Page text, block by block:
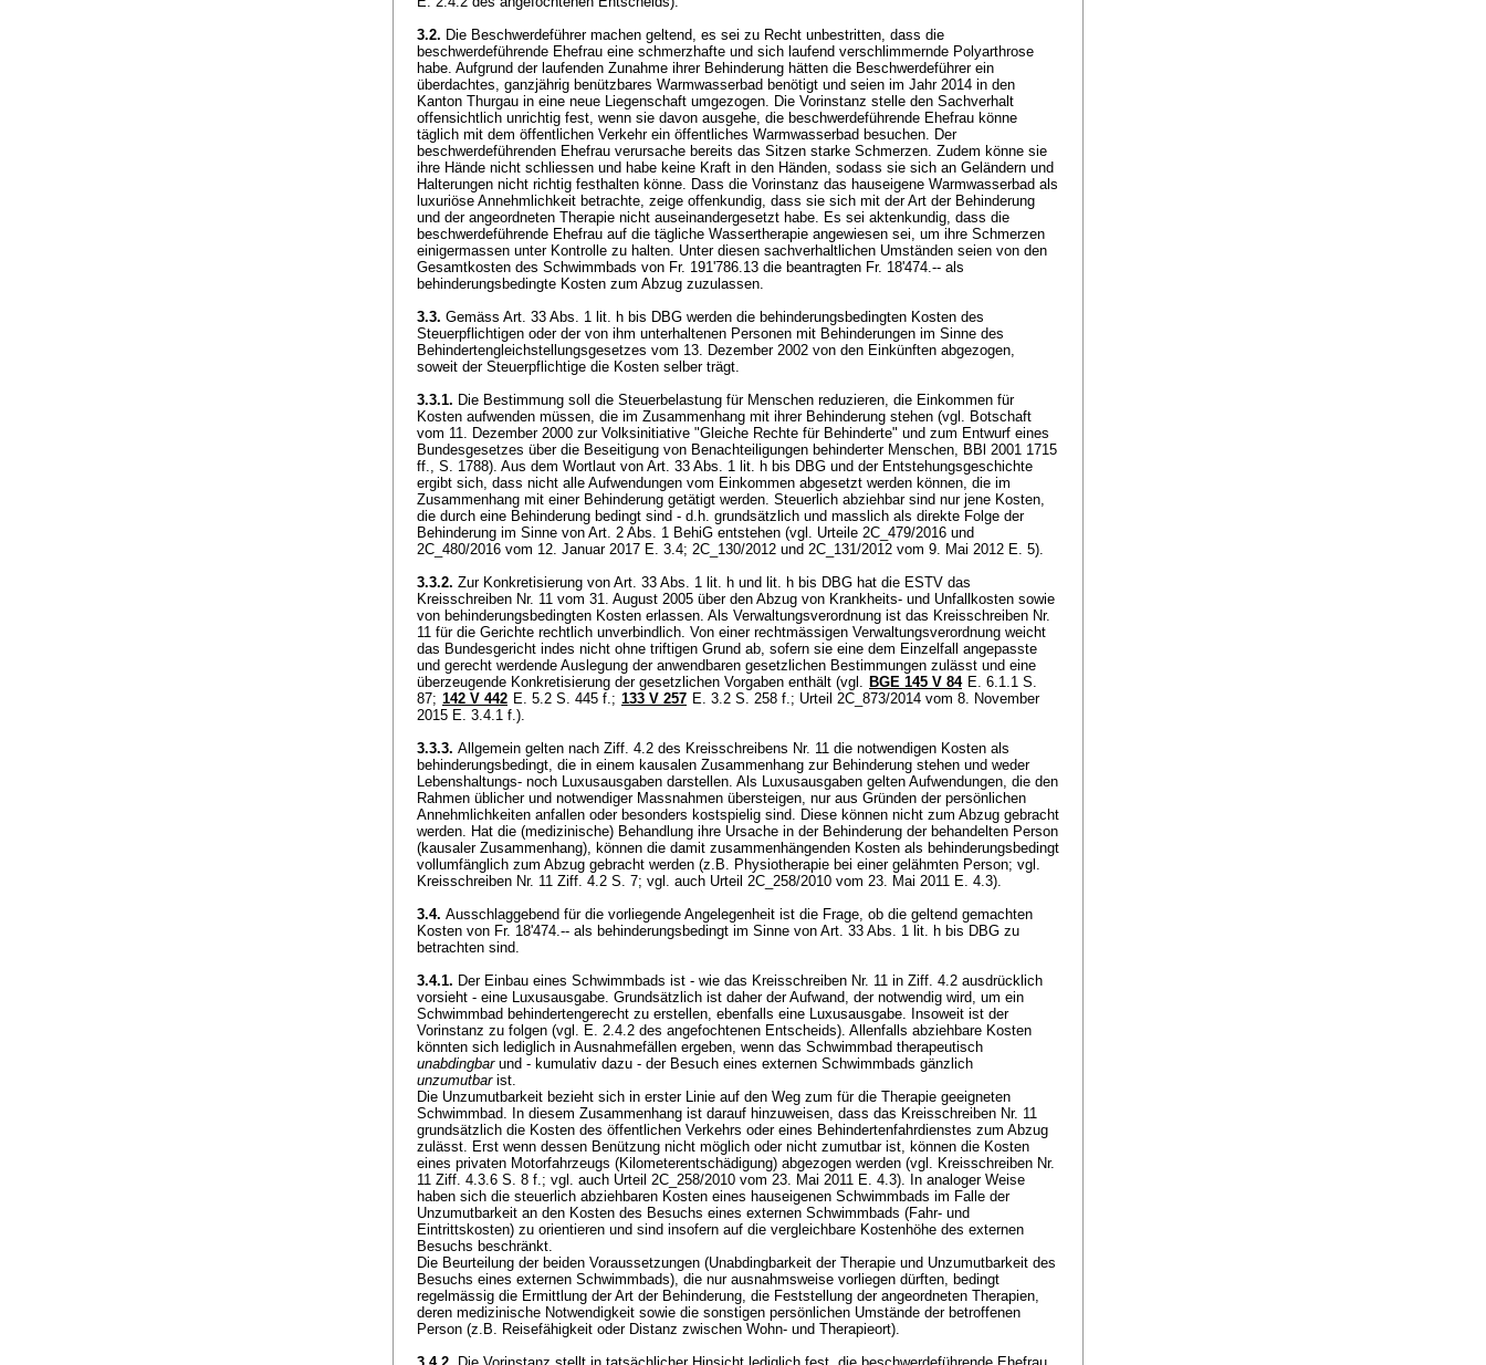
3.2. Die Beschwerdeführer machen geltend, es sei zu Recht unbestritten, dass die
beschwerdeführende Ehefrau eine schmerzhafte und sich laufend verschlimmernde Polyarthrose
habe. Aufgrund der laufenden Zunahme ihrer Behinderung hätten die Beschwerdeführer ein
überdachtes, ganzjährig benützbares Warmwasserbad benötigt und seien im Jahr 2014 in den
Kanton Thurgau in eine neue Liegenschaft umgezogen. Die Vorinstanz stelle den Sachverhalt
offensichtlich unrichtig fest, wenn sie davon ausgehe, die beschwerdeführende Ehefrau könne
täglich mit dem öffentlichen Verkehr ein öffentliches Warmwasserbad besuchen. Der
beschwerdeführenden Ehefrau verursache bereits das Sitzen starke Schmerzen. Zudem könne sie
ihre Hände nicht schliessen und habe keine Kraft in den Händen, sodass sie sich an Geländern und
Halterungen nicht richtig festhalten könne. Dass die Vorinstanz das hauseigene Warmwasserbad als
luxuriöse Annehmlichkeit betrachte, zeige offenkundig, dass sie sich mit der Art der Behinderung
und der angeordneten Therapie nicht auseinandergesetzt habe. Es sei aktenkundig, dass die
beschwerdeführende Ehefrau auf die tägliche Wassertherapie angewiesen sei, um ihre Schmerzen
einigermassen unter Kontrolle zu halten. Unter diesen sachverhaltlichen Umständen seien von den
Gesamtkosten des Schwimmbads von Fr. 191'786.13 die beantragten Fr. 18'474.-- als
behinderungsbedingte Kosten zum Abzug zuzulassen.
3.3. Gemäss Art. 33 Abs. 1 lit. h bis DBG werden die behinderungsbedingten Kosten des
Steuerpflichtigen oder der von ihm unterhaltenen Personen mit Behinderungen im Sinne des
Behindertengleichstellungsgesetzes vom 13. Dezember 2002 von den Einkünften abgezogen,
soweit der Steuerpflichtige die Kosten selber trägt.
3.3.1. Die Bestimmung soll die Steuerbelastung für Menschen reduzieren, die Einkommen für
Kosten aufwenden müssen, die im Zusammenhang mit ihrer Behinderung stehen (vgl. Botschaft
vom 11. Dezember 2000 zur Volksinitiative "Gleiche Rechte für Behinderte" und zum Entwurf eines
Bundesgesetzes über die Beseitigung von Benachteiligungen behinderter Menschen, BBl 2001 1715
ff., S. 1788). Aus dem Wortlaut von Art. 33 Abs. 1 lit. h bis DBG und der Entstehungsgeschichte
ergibt sich, dass nicht alle Aufwendungen vom Einkommen abgesetzt werden können, die im
Zusammenhang mit einer Behinderung getätigt werden. Steuerlich abziehbar sind nur jene Kosten,
die durch eine Behinderung bedingt sind - d.h. grundsätzlich und masslich als direkte Folge der
Behinderung im Sinne von Art. 2 Abs. 1 BehiG entstehen (vgl. Urteile 2C_479/2016 und
2C_480/2016 vom 12. Januar 2017 E. 3.4; 2C_130/2012 und 2C_131/2012 vom 9. Mai 2012 E. 5).
3.3.2. Zur Konkretisierung von Art. 33 Abs. 1 lit. h und lit. h bis DBG hat die ESTV das
Kreisschreiben Nr. 11 vom 31. August 2005 über den Abzug von Krankheits- und Unfallkosten sowie
von behinderungsbedingten Kosten erlassen. Als Verwaltungsverordnung ist das Kreisschreiben Nr.
11 für die Gerichte rechtlich unverbindlich. Von einer rechtmässigen Verwaltungsverordnung weicht
das Bundesgericht indes nicht ohne triftigen Grund ab, sofern sie eine dem Einzelfall angepasste
und gerecht werdende Auslegung der anwendbaren gesetzlichen Bestimmungen zulässt und eine
überzeugende Konkretisierung der gesetzlichen Vorgaben enthält (vgl. BGE 145 V 84 E. 6.1.1 S.
87; 142 V 442 E. 5.2 S. 445 f.; 133 V 257 E. 3.2 S. 258 f.; Urteil 2C_873/2014 vom 8. November
2015 E. 3.4.1 f.).
3.3.3. Allgemein gelten nach Ziff. 4.2 des Kreisschreibens Nr. 11 die notwendigen Kosten als
behinderungsbedingt, die in einem kausalen Zusammenhang zur Behinderung stehen und weder
Lebenshaltungs- noch Luxusausgaben darstellen. Als Luxusausgaben gelten Aufwendungen, die den
Rahmen üblicher und notwendiger Massnahmen übersteigen, nur aus Gründen der persönlichen
Annehmlichkeiten anfallen oder besonders kostspielig sind. Diese können nicht zum Abzug gebracht
werden. Hat die (medizinische) Behandlung ihre Ursache in der Behinderung der behandelten Person
(kausaler Zusammenhang), können die damit zusammenhängenden Kosten als behinderungsbedingt
vollumfänglich zum Abzug gebracht werden (z.B. Physiotherapie bei einer gelähmten Person; vgl.
Kreisschreiben Nr. 11 Ziff. 4.2 S. 7; vgl. auch Urteil 2C_258/2010 vom 23. Mai 2011 E. 4.3).
3.4. Ausschlaggebend für die vorliegende Angelegenheit ist die Frage, ob die geltend gemachten
Kosten von Fr. 18'474.-- als behinderungsbedingt im Sinne von Art. 33 Abs. 1 lit. h bis DBG zu
betrachten sind.
3.4.1. Der Einbau eines Schwimmbads ist - wie das Kreisschreiben Nr. 11 in Ziff. 4.2 ausdrücklich
vorsieht - eine Luxusausgabe. Grundsätzlich ist daher der Aufwand, der notwendig wird, um ein
Schwimmbad behindertengerecht zu erstellen, ebenfalls eine Luxusausgabe. Insoweit ist der
Vorinstanz zu folgen (vgl. E. 2.4.2 des angefochtenen Entscheids). Allenfalls abziehbare Kosten
könnten sich lediglich in Ausnahmefällen ergeben, wenn das Schwimmbad therapeutisch
unabdingbarund - kumulativ dazu - der Besuch eines externen Schwimmbads gänzlich
unzumutbarist.
Die Unzumutbarkeit bezieht sich in erster Linie auf den Weg zum für die Therapie geeigneten
Schwimmbad. In diesem Zusammenhang ist darauf hinzuweisen, dass das Kreisschreiben Nr. 11
grundsätzlich die Kosten des öffentlichen Verkehrs oder eines Behindertenfahrdienstes zum Abzug
zulässt. Erst wenn dessen Benützung nicht möglich oder nicht zumutbar ist, können die Kosten
eines privaten Motorfahrzeugs (Kilometerentschädigung) abgezogen werden (vgl. Kreisschreiben Nr.
11 Ziff. 4.3.6 S. 8 f.; vgl. auch Urteil 2C_258/2010 vom 23. Mai 2011 E. 4.3). In analoger Weise
haben sich die steuerlich abziehbaren Kosten eines hauseigenen Schwimmbads im Falle der
Unzumutbarkeit an den Kosten des Besuchs eines externen Schwimmbads (Fahr- und
Eintrittskosten) zu orientieren und sind insofern auf die vergleichbare Kostenhöhe des externen
Besuchs beschränkt.
Die Beurteilung der beiden Voraussetzungen (Unabdingbarkeit der Therapie und Unzumutbarkeit des
Besuchs eines externen Schwimmbads), die nur ausnahmsweise vorliegen dürften, bedingt
regelmässig die Ermittlung der Art der Behinderung, die Feststellung der angeordneten Therapien,
deren medizinische Notwendigkeit sowie die sonstigen persönlichen Umstände der betroffenen
Person (z.B. Reisefähigkeit oder Distanz zwischen Wohn- und Therapieort).